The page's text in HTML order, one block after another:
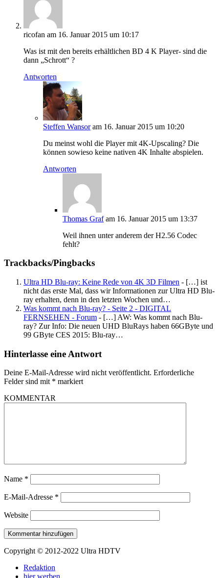
ricofan am 16. Januar 2015 um 10:17
Was ist mit den bereits erhältlichen BD 4 K Player- sind die
dann „Schrott“ ?
Antworten
Steffen Wansor am 16. Januar 2015 um 10:20
Du meinst wohl die Player mit 4K-Upscaling? Die
können sowieso keine nativen 4K Inhalte abspielen.
Antworten
Thomas Graf am 16. Januar 2015 um 13:37
Weil ihnen unter anderem der H2.56 Codec
fehlt?
Trackbacks/Pingbacks
Ultra HD Blu-ray: Keine Rede von 4K 3D Filmen - […] ist
nicht das erste Mal, dass wir Informationen zur Ultra HD Blu-
ray erhalten, denn in den letzten Wochen und…
Was kommt nach Blu-ray? - Seite 2 - DIGITAL
FERNSEHEN - Forum - […] AW: Was kommt nach Blu-
ray? Zur Info: Die neuen UHD BluRays haben 66GByte und
99 GByte CES 2015: Blu-ray…
Hinterlasse eine Antwort
Deine E-Mail-Adresse wird nicht veröffentlicht. Erforderliche
Felder sind mit * markiert
KOMMENTAR
Name *
E-Mail-Adresse *
Website
Copyright © 2012-2022 Ultra HDTV
Redaktion